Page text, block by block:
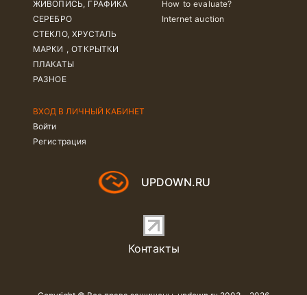
ЖИВОПИСЬ, ГРАФИКА
СЕРЕБРО
СТЕКЛО, ХРУСТАЛЬ
МАРКИ , ОТКРЫТКИ
ПЛАКАТЫ
РАЗНОЕ
How to evaluate?
Internet auction
ВХОД В ЛИЧНЫЙ КАБИНЕТ
Войти
Регистрация
UPDOWN.RU
Контакты